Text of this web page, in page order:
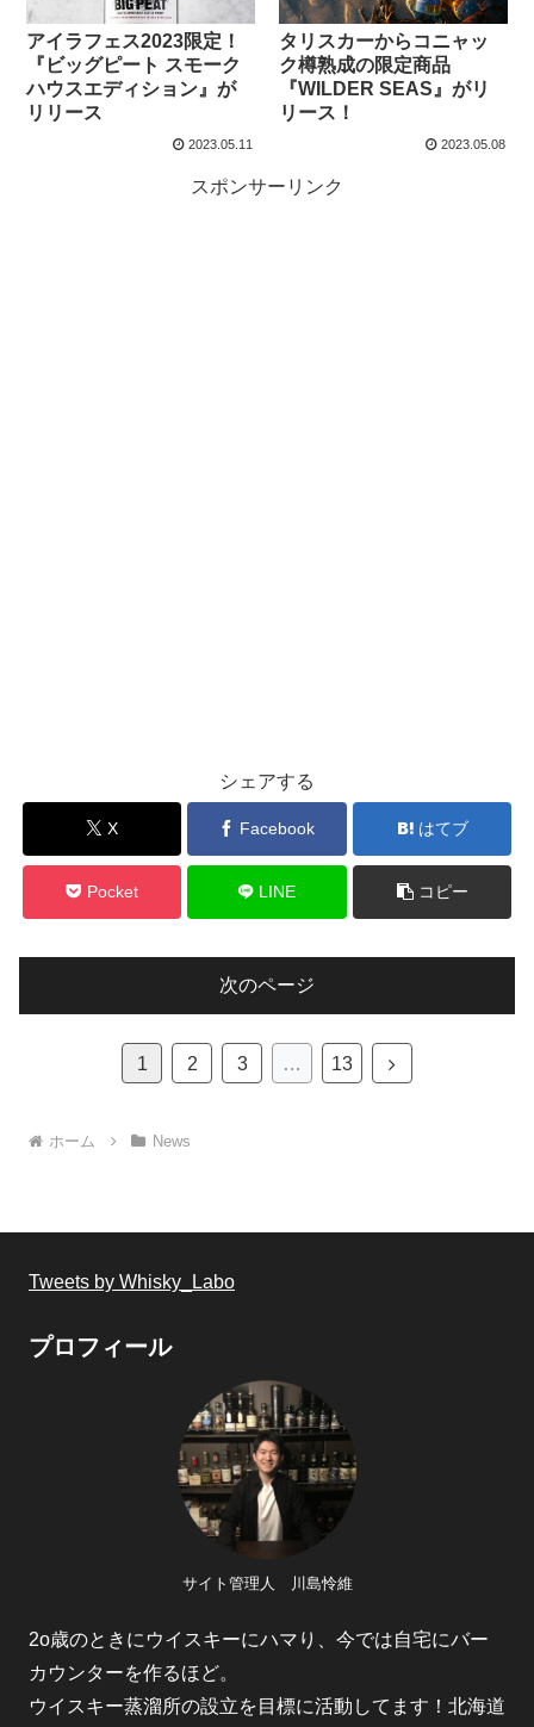
アイラフェス2023限定！
『ビッグピート スモーク
ハウスエディション』が
リリース
2023.05.11
タリスカーからコニャッ
ク樽熟成の限定商品
『WILDER SEAS』がリ
リース！
2023.05.08
スポンサーリンク
シェアする
X Facebook はてブ
Pocket LINE コピー
次のページ
1 2 3 … 13
次
ホーム News
Tweets by Whisky_Labo
プロフィール
サイト管理人 川島怜維
2o歳のときにウイスキーにハマり、今では自宅にバー
カウンターを作るほど。
ウイスキー蒸溜所の設立を目標に活動してます！北海道